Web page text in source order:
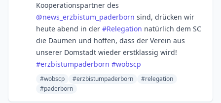
Kooperationspartner des
@news_erzbistum_paderborn sind, drücken wir
heute abend in der #Relegation natürlich dem SC
die Daumen und hoffen, dass der Verein aus
unserer Domstadt wieder erstklassig wird!
#erzbistumpaderborn #wobscp
#wobscp #erzbistumpaderborn
#relegation
#paderborn